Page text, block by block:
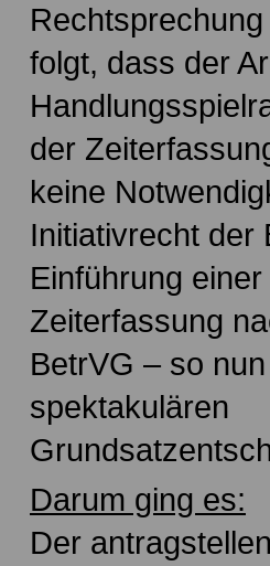
folgt, dass der
der
keine
Initiativrecht der
Einführung
Zeiterfassung
BetrVG – so
spektakulären
Darum ging es:
Der